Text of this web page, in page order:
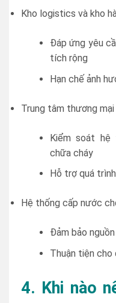
Kho logistics và kho
Đáp ứng yêu
tích rộng
Hạn chế ảnh
Trung tâm thương
Kiểm soát hệ
chữa cháy
Hỗ trợ quá
Hệ thống cấp nước
Đảm bảo
Thuận tiện cho
4. Khi nào